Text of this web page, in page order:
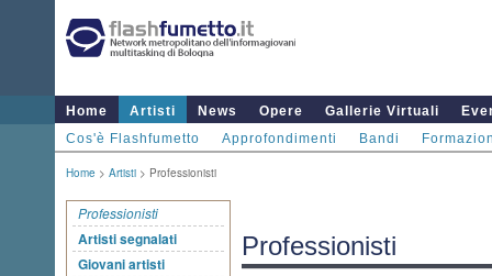
Home Artisti News Opere Gallerie Virtuali
Cos'è Flashfumetto
Approfondimenti Bandi
Home > Artisti > Professionisti
Professionisti
Artisti segnalati
Giovani artisti
Professionisti